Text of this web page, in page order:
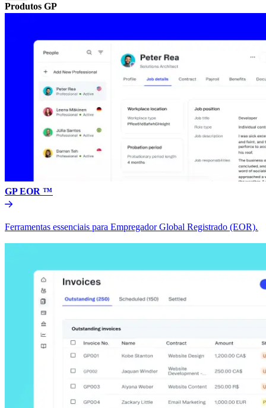
Produtos GP​​
GP EOR ™​​
Ferramentas essenciais para Empregador Global Registrado (EOR).​​